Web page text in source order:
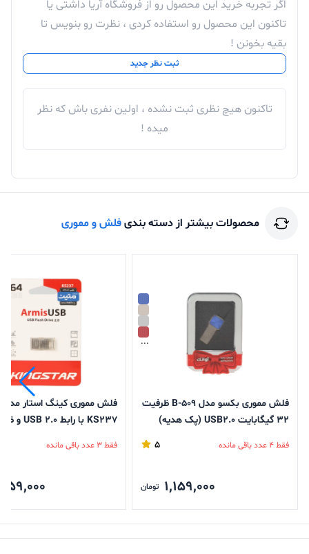
اگر تجربه خرید این محصول رو از فروشگاه آریا داشتی یا
تاکنون این محصول رو استفاده کردی ، نظرت رو بنویس تا
بقیه بخونن !
ثبت نظر جدید
تاکنون هیچ نظری ثبت نشده ، اولین نفری باش که نظر
میده !
محصولات بیشتر از دسته بندیفلش و مموری
...
فلش مموری بکسو مدل B-509 ظرفیت
32 گیگابایت USB2.0 (پک هدیه)
فقط 4 عدد باقی مانده 5
1,159,000 تومان
فقط 3 عدد باقی مانده